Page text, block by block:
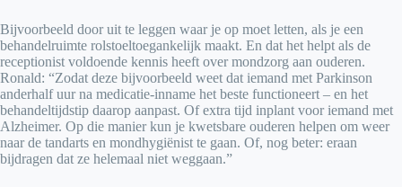
Bijvoorbeeld door uit te leggen waar je op moet letten, als je een
behandelruimte rolstoeltoegankelijk maakt. En dat het helpt als de
receptionist voldoende kennis heeft over mondzorg aan ouderen.
Ronald: “Zodat deze bijvoorbeeld weet dat iemand met Parkinson
anderhalf uur na medicatie-inname het beste functioneert – en het
behandeltijdstip daarop aanpast. Of extra tijd inplant voor iemand met
Alzheimer. Op die manier kun je kwetsbare ouderen helpen om weer
naar de tandarts en mondhygiënist te gaan. Of, nog beter: eraan
bijdragen dat ze helemaal niet weggaan.”